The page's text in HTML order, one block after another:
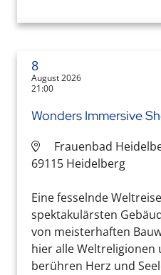
8
August 2026
21:00
Wonders Immersive
Frauenbad
69115 Heidelberg
Eine fesselnde
spektakulärsten
von meisterhaften
hier alle Weltreligionen
berühren Herz und